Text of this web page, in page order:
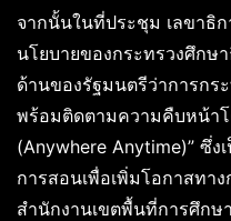
จากนั้นในที่ประชุม เลขาธิ
นโยบายของกระทรวงศึกษ
ด้านของรัฐมนตรีว่าการกร
พร้อมติดตามความคืบหน้าโ
(Anywhere Anytime)” ซึ่
การสอนเพื่อเพิ่มโอกาสทา
สำนักงานเขตพื้นที่การศึกษ